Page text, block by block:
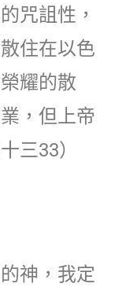
咒詛性，
住在以色
耀的散
，但上帝
三33）
神，我定